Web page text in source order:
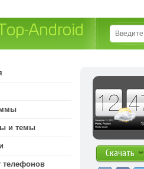
Скачать
и темы
телефонов